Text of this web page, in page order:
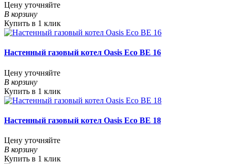
Цену уточняйте
В корзину
Купить в 1 клик
Настенный газовый котел Oasis Eco BE 16
Цену уточняйте
В корзину
Купить в 1 клик
Настенный газовый котел Oasis Eco BE 18
Цену уточняйте
В корзину
Купить в 1 клик